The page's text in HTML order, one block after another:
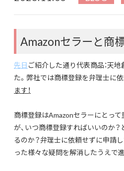
Amazonセラーと商
先日 ご紹介した通り代表商品：天
た。弊社では商標登録を弁理士に
ます！
商標登録はAmazonセラーにとっ
が、いつ商標登録すればいいのか
るのか？弁理士に依頼せずに申請
った様々な疑問を解消したうえで